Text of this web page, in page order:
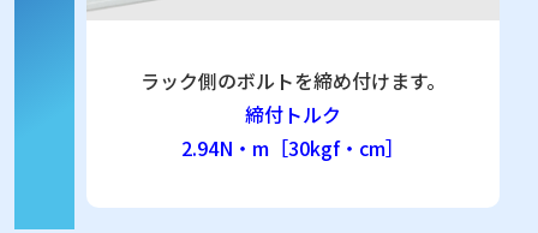
ラック側のボルトを締め付けます。
締付トルク
2.94N・m［30kgf・cm］